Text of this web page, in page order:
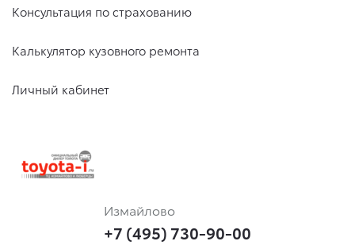
Консультация по страхованию
Калькулятор кузовного ремонта
Личный кабинет
Измайлово
+7 (495) 730-90-00